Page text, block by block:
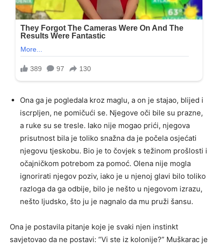
Ona ga je pogledala kroz maglu, a on je stajao, blijed i
iscrpljen, ne pomičući se. Njegove oči bile su prazne,
a ruke su se tresle. Iako nije mogao prići, njegova
prisutnost bila je toliko snažna da je počela osjećati
njegovu tjeskobu. Bio je to čovjek s težinom prošlosti i
očajničkom potrebom za pomoć. Olena nije mogla
ignorirati njegov poziv, iako je u njenoj glavi bilo toliko
razloga da ga odbije, bilo je nešto u njegovom izrazu,
nešto ljudsko, što ju je nagnalo da mu pruži šansu.
Ona je postavila pitanje koje je svaki njen instinkt
savjetovao da ne postavi: “Vi ste iz kolonije?” Muškarac je